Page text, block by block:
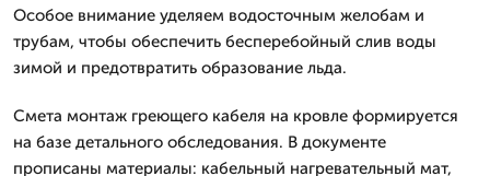
Особое внимание уделяем водосточным желобам и
трубам, чтобы обеспечить бесперебойный слив воды
зимой и предотвратить образование льда.
Смета монтаж греющего кабеля на кровле формируется
на базе детального обследования. В документе
прописаны материалы: кабельный нагревательный мат,